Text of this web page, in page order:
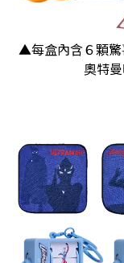
▲每盒內含６顆驚
奧特